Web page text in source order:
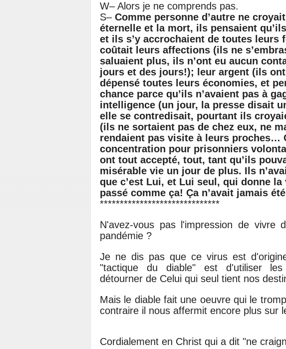
W– Alors je ne comprends pas.
S– Comme personne d’autre ne
éternelle et la mort, ils pensaient
et ils s’y accrochaient de toutes leurs
coûtait leurs affections (ils ne
saluaient plus, ils n’ont eu aucun
jours et des jours!); leur argent (ils
dépensé toutes leurs économies, et
chance parce qu’ils n’avaient pas à
intelligence (un jour, la presse disait
elle se contredisait, pourtant ils
(ils ne sortaient pas de chez eux, ne
rendaient pas visite à leurs proches…
concentration pour prisonniers
ont tout accepté, tout, tant qu’ils
misérable vie un jour de plus. Ils
que c’est Lui, et Lui seul, qui donne la
passé comme ça! Ça n’avait jamais
******************************
N'avez-vous pas l'impression de vivre
pandémie ?
Je ne dis pas que ce virus est
"tactique du diable" est d'utiliser
détourner de Celui qui seul tient nos
Mais le diable fait une oeuvre qui le
contraire il nous affermit encore plus sur
Cordialement en Christ qui a dit "ne